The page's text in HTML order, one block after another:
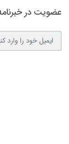
عضویت در